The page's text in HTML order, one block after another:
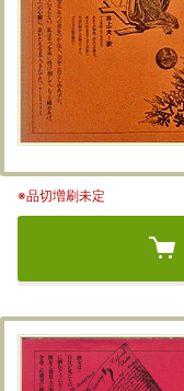
※品切増刷未定